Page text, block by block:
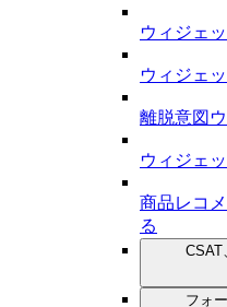
ウィジェ
ウィジェ
離脱意図
ウィジェ
商品レコ
る
CSAT
フォ